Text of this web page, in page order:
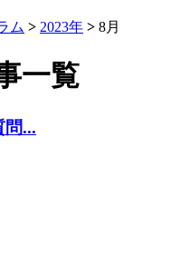
ム > 2023年 > 8月
一覧
問...